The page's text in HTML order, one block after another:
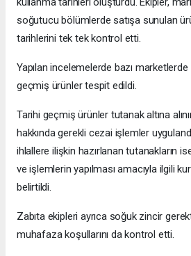
soğutucu bölümlerde satışa sunulan
tarihlerini tek tek kontrol etti.
Yapılan incelemelerde bazı
geçmiş ürünler tespit edildi.
Tarihi geçmiş ürünler tutanak altına
hakkında gerekli cezai işlemler
ihlallere ilişkin hazırlanan tutanakların
ve işlemlerin yapılması amacıyla ilgili
belirtildi.
Zabıta ekipleri ayrıca soğuk zincir
muhafaza koşullarını da kontrol etti.